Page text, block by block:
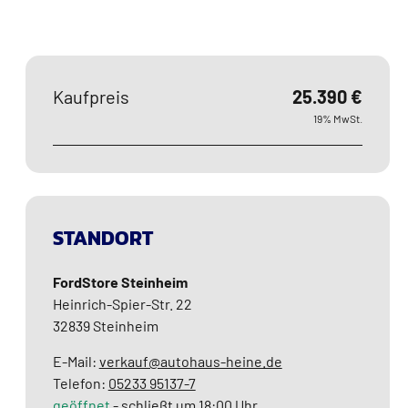
Kaufpreis 25.390 €
19% MwSt.
STANDORT
FordStore Steinheim
Heinrich-Spier-Str. 22
32839Steinheim
E-Mail: verkauf@autohaus-heine.de
Telefon: 05233 95137-7